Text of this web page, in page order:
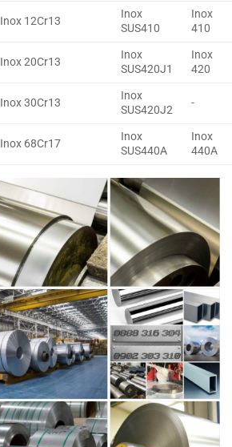
Inox 12Cr13
Inox
SUS410
Inox
410
Inox 20Cr13
Inox
SUS420J1
Inox
420
Inox 30Cr13
Inox
SUS420J2
-
Inox 68Cr17
Inox
SUS440A
Inox
440A